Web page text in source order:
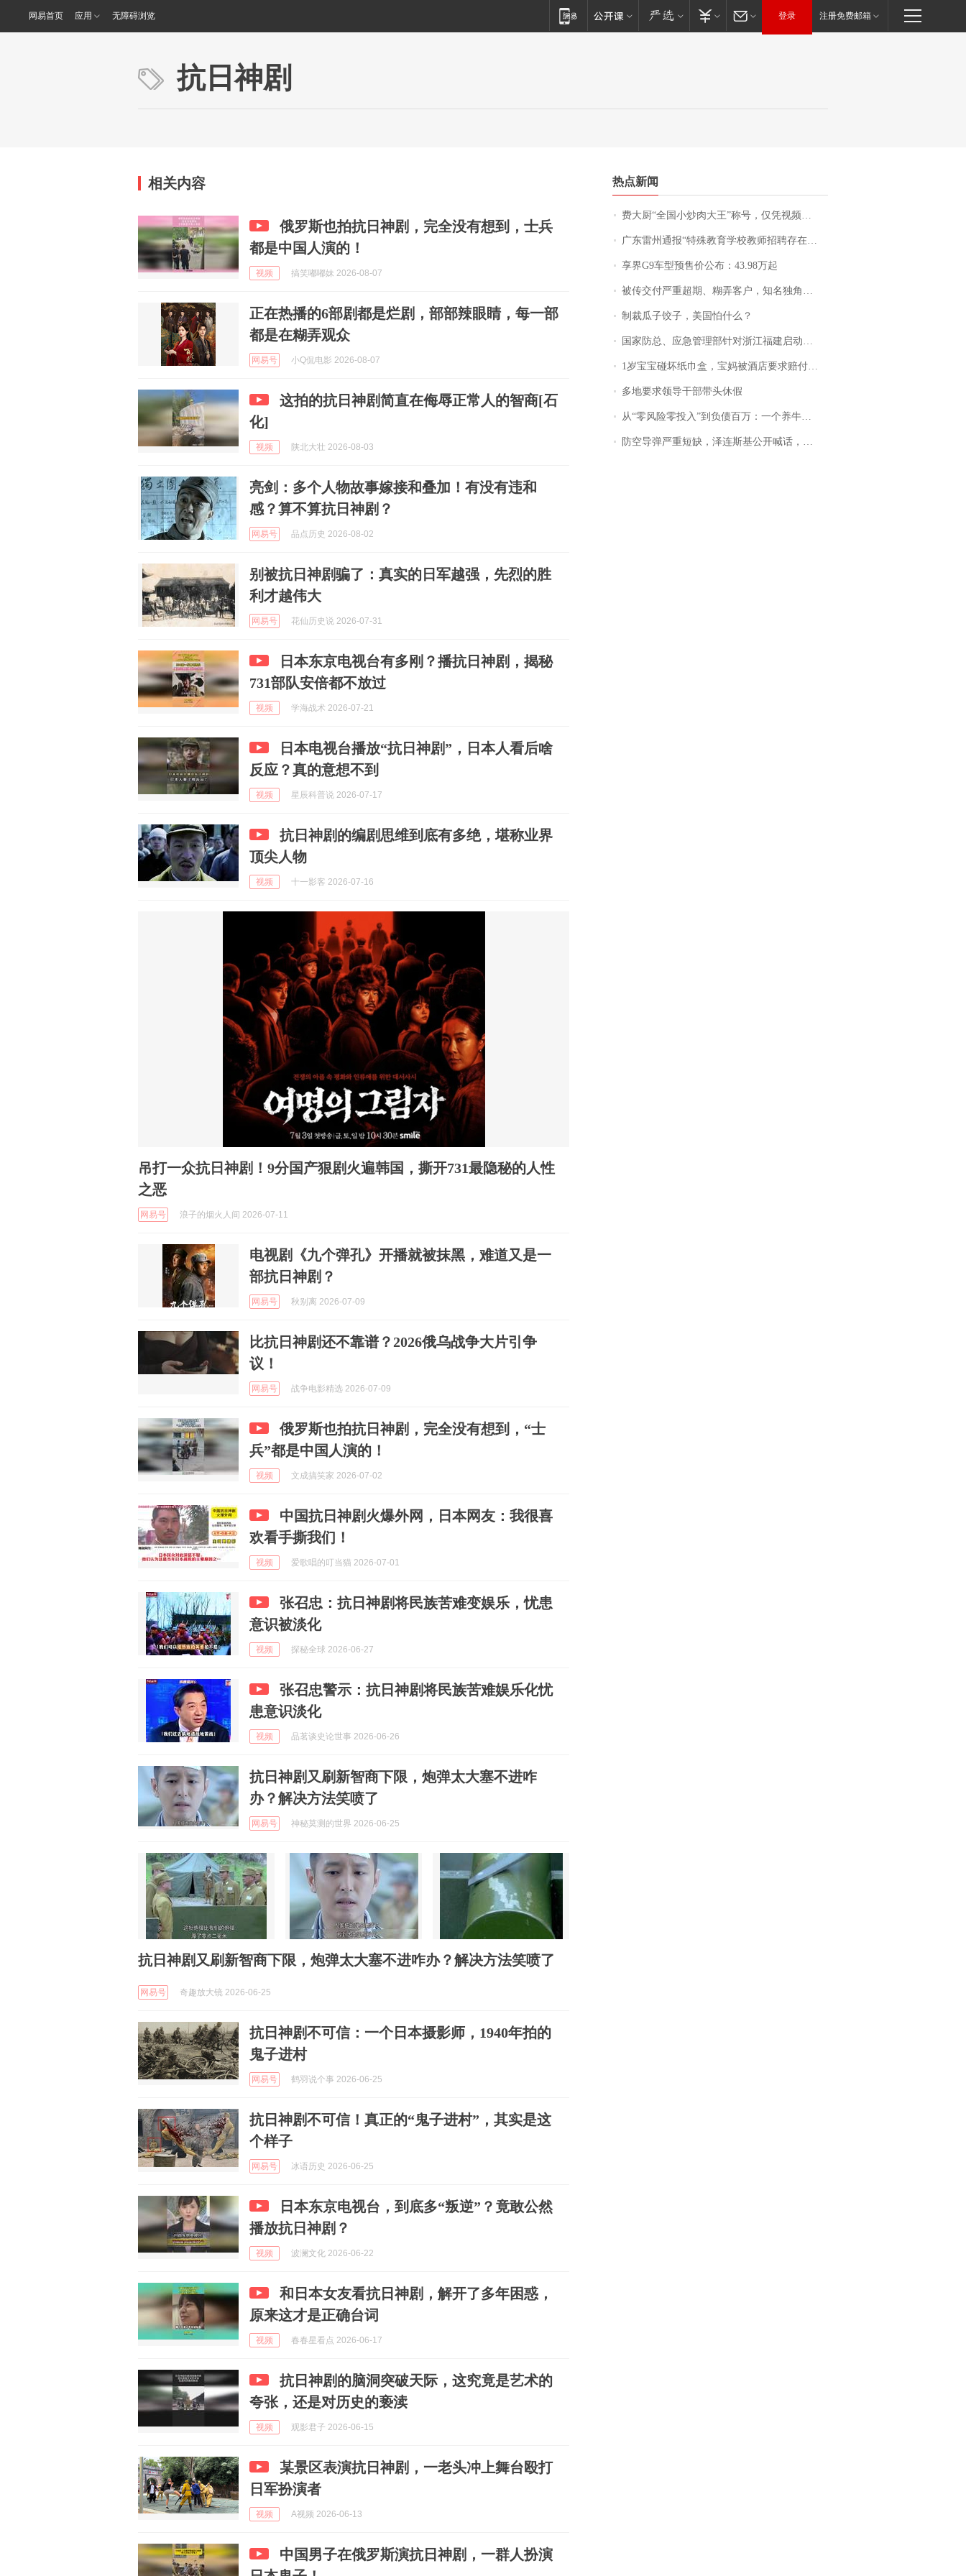
网易首页 应用 无障碍浏览 登录 注册免费邮箱
抗日神剧
相关内容
俄罗斯也拍抗日神剧，完全没有想到，士兵
都是中国人演的！
视频 搞笑嘟嘟妹 2026-08-07
正在热播的6部剧都是烂剧，部部辣眼睛，每一部
都是在糊弄观众
网易号 小Q侃电影 2026-08-07
这拍的抗日神剧简直在侮辱正常人的智商[石
化]
视频 陕北大壮 2026-08-03
亮剑：多个人物故事嫁接和叠加！有没有违和
感？算不算抗日神剧？
网易号 品点历史 2026-08-02
别被抗日神剧骗了：真实的日军越强，先烈的胜
利才越伟大
网易号 花仙历史说 2026-07-31
日本东京电视台有多刚？播抗日神剧，揭秘
731部队安倍都不放过
视频 学海战术 2026-07-21
日本电视台播放“抗日神剧”，日本人看后啥
反应？真的意想不到
视频 星辰科普说 2026-07-17
抗日神剧的编剧思维到底有多绝，堪称业界
顶尖人物
视频 十一影客 2026-07-16
吊打一众抗日神剧！9分国产狠剧火遍韩国，撕开731最隐秘的人性
之恶
网易号 浪子的烟火人间 2026-07-11
电视剧《九个弹孔》开播就被抹黑，难道又是一
部抗日神剧？
网易号 秋别离 2026-07-09
比抗日神剧还不靠谱？2026俄乌战争大片引争
议！
网易号 战争电影精选 2026-07-09
俄罗斯也拍抗日神剧，完全没有想到，“士
兵”都是中国人演的！
视频 文成搞笑家 2026-07-02
中国抗日神剧火爆外网，日本网友：我很喜
欢看手撕我们！
视频 爱歌唱的叮当猫 2026-07-01
张召忠：抗日神剧将民族苦难变娱乐，忧患
意识被淡化
视频 探秘全球 2026-06-27
张召忠警示：抗日神剧将民族苦难娱乐化忧
患意识淡化
视频 品茗谈史论世事 2026-06-26
抗日神剧又刷新智商下限，炮弹太大塞不进咋
办？解决方法笑喷了
网易号 神秘莫测的世界 2026-06-25
抗日神剧又刷新智商下限，炮弹太大塞不进咋办？解决方法笑喷了
网易号 奇趣放大镜 2026-06-25
抗日神剧不可信：一个日本摄影师，1940年拍的
鬼子进村
网易号 鹤羽说个事 2026-06-25
抗日神剧不可信！真正的“鬼子进村”，其实是这
个样子
网易号 冰语历史 2026-06-25
日本东京电视台，到底多“叛逆”？竟敢公然
播放抗日神剧？
视频 波澜文化 2026-06-22
和日本女友看抗日神剧，解开了多年困惑，
原来这才是正确台词
视频 春春星看点 2026-06-17
抗日神剧的脑洞突破天际，这究竟是艺术的
夸张，还是对历史的亵渎
视频 观影君子 2026-06-15
某景区表演抗日神剧，一老头冲上舞台殴打
日军扮演者
视频 A视频 2026-06-13
中国男子在俄罗斯演抗日神剧，一群人扮演
热点新闻
费大厨“全国小炒肉大王”称号，仅凭视频评出？中国烹饪协会回应
广东雷州通报“特殊教育学校教师招聘存在违规行为”：已启动问责程序 副校长被停职
享界G9车型预售价公布：43.98万起
被传交付严重超期、糊弄客户，知名独角兽车企创始人回应：都没证据，将依法采取措施，“本人长期与美国交管局保持沟通，对方表示肯定”
制裁瓜子饺子，美国怕什么？
国家防总、应急管理部针对浙江福建启动防汛防台风四级应急响应
1岁宝宝碰坏纸巾盒，宝妈被酒店要求赔付924元！三亚一酒店回复：骨瓷定制！网友一查价格，吵翻了
多地要求领导干部带头休假
从“零风险零投入”到负债百万：一个养牛项目崩盘后，谁该为农户的贷款买单丨红星调查
防空导弹严重短缺，泽连斯基公开喊话，乌克兰失去导弹拦截能力？